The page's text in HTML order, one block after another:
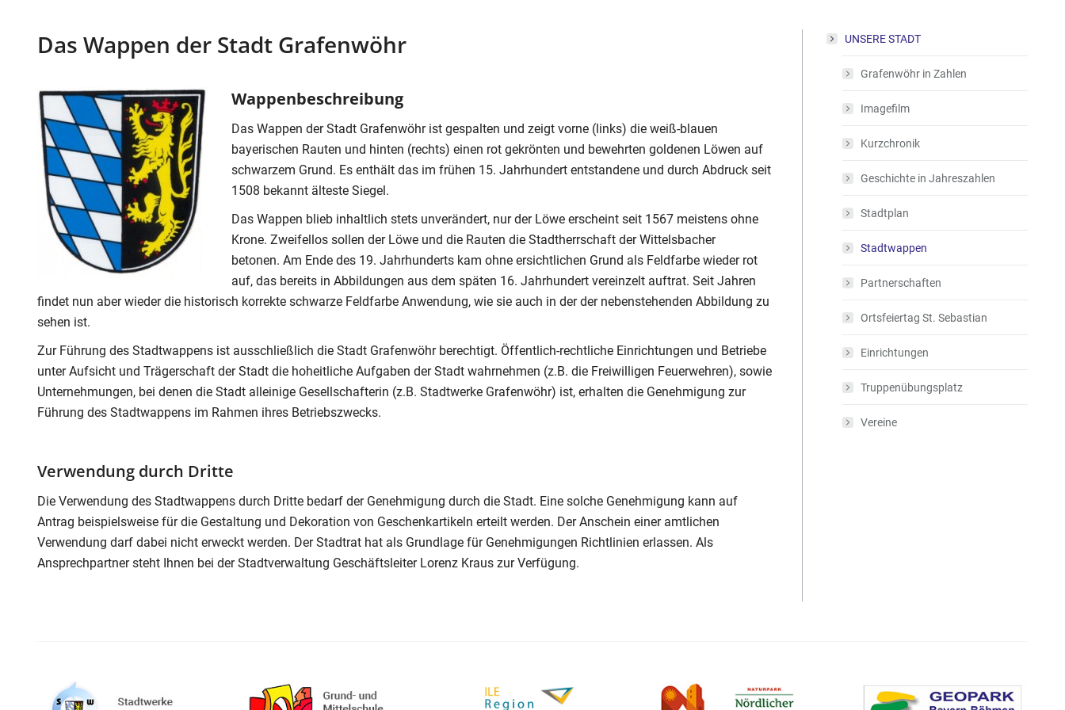
Das Wappen der Stadt Grafenwöhr
Wappenbeschreibung
Das Wappen der Stadt Grafenwöhr ist gespalten und zeigt vorne (links) die weiß-blauen
bayerischen Rauten und hinten (rechts) einen rot gekrönten und bewehrten goldenen Löwen auf
schwarzem Grund. Es enthält das im frühen 15. Jahrhundert entstandene und durch Abdruck seit
1508 bekannt älteste Siegel.
Das Wappen blieb inhaltlich stets unverändert, nur der Löwe erscheint seit 1567 meistens ohne
Krone. Zweifellos sollen der Löwe und die Rauten die Stadtherrschaft der Wittelsbacher
betonen. Am Ende des 19. Jahrhunderts kam ohne ersichtlichen Grund als Feldfarbe wieder rot
auf, das bereits in Abbildungen aus dem späten 16. Jahrhundert vereinzelt auftrat. Seit Jahren
findet nun aber wieder die historisch korrekte schwarze Feldfarbe Anwendung, wie sie auch in der der nebenstehenden Abbildung zu
sehen ist.
Zur Führung des Stadtwappens ist ausschließlich die Stadt Grafenwöhr berechtigt. Öffentlich-rechtliche Einrichtungen und Betriebe
unter Aufsicht und Trägerschaft der Stadt die hoheitliche Aufgaben der Stadt wahrnehmen (z.B. die Freiwilligen Feuerwehren), sowie
Unternehmungen, bei denen die Stadt alleinige Gesellschafterin (z.B. Stadtwerke Grafenwöhr) ist, erhalten die Genehmigung zur
Führung des Stadtwappens im Rahmen ihres Betriebszwecks.
Verwendung durch Dritte
Die Verwendung des Stadtwappens durch Dritte bedarf der Genehmigung durch die Stadt. Eine solche Genehmigung kann auf
Antrag beispielsweise für die Gestaltung und Dekoration von Geschenkartikeln erteilt werden. Der Anschein einer amtlichen
Verwendung darf dabei nicht erweckt werden. Der Stadtrat hat als Grundlage für Genehmigungen Richtlinien erlassen. Als
Ansprechpartner steht Ihnen bei der Stadtverwaltung Geschäftsleiter Lorenz Kraus zur Verfügung.
UNSERE STADT
Grafenwöhr in Zahlen
Imagefilm
Kurzchronik
Geschichte in Jahreszahlen
Stadtplan
Stadtwappen
Partnerschaften
Ortsfeiertag St. Sebastian
Einrichtungen
Truppenübungsplatz
Vereine